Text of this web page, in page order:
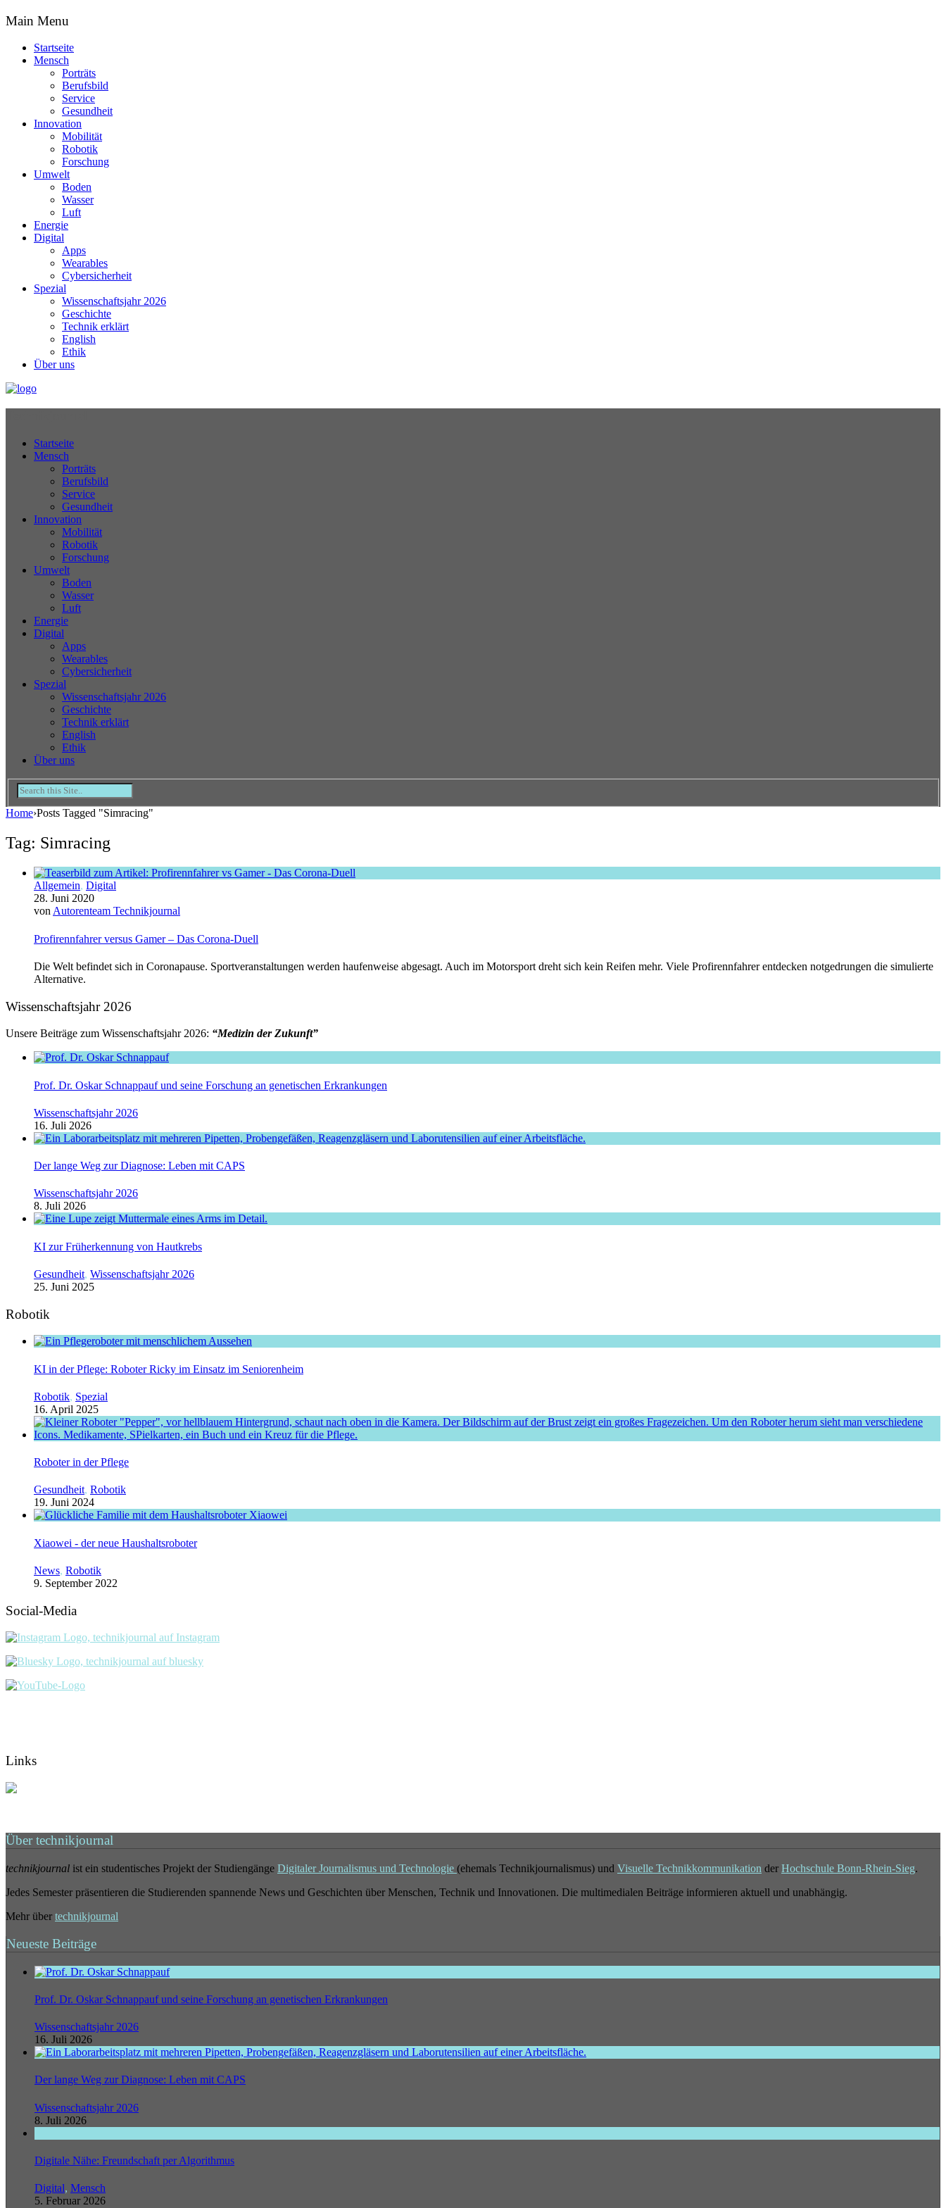
Main Menu
Startseite
Mensch
Porträts
Berufsbild
Service
Gesundheit
Innovation
Mobilität
Robotik
Forschung
Umwelt
Boden
Wasser
Luft
Energie
Digital
Apps
Wearables
Cybersicherheit
Spezial
Wissenschaftsjahr 2026
Geschichte
Technik erklärt
English
Ethik
Über uns
Startseite
Mensch
Porträts
Berufsbild
Service
Gesundheit
Innovation
Mobilität
Robotik
Forschung
Umwelt
Boden
Wasser
Luft
Energie
Digital
Apps
Wearables
Cybersicherheit
Spezial
Wissenschaftsjahr 2026
Geschichte
Technik erklärt
English
Ethik
Über uns
Home›Posts Tagged "Simracing"
Tag: Simracing
Allgemein, Digital
28. Juni 2020
von Autorenteam Technikjournal
Profirennfahrer versus Gamer – Das Corona-Duell
Die Welt befindet sich in Coronapause. Sportveranstaltungen werden haufenweise abgesagt. Auch im Motorsport dreht sich kein Reifen mehr. Viele Profirennfahrer entdecken notgedrungen die simulierte
Alternative.
Wissenschaftsjahr 2026
Unsere Beiträge zum Wissenschaftsjahr 2026: “Medizin der Zukunft”
Prof. Dr. Oskar Schnappauf und seine Forschung an genetischen Erkrankungen
Wissenschaftsjahr 2026
16. Juli 2026
Der lange Weg zur Diagnose: Leben mit CAPS
Wissenschaftsjahr 2026
8. Juli 2026
KI zur Früherkennung von Hautkrebs
Gesundheit, Wissenschaftsjahr 2026
25. Juni 2025
Robotik
KI in der Pflege: Roboter Ricky im Einsatz im Seniorenheim
Robotik, Spezial
16. April 2025
Roboter in der Pflege
Gesundheit, Robotik
19. Juni 2024
Xiaowei - der neue Haushaltsroboter
News, Robotik
9. September 2022
Social-Media
Links
Über technikjournal
technikjournal ist ein studentisches Projekt der Studiengänge Digitaler Journalismus und Technologie (ehemals Technikjournalismus) und Visuelle Technikkommunikation der Hochschule Bonn-Rhein-Sieg.
Jedes Semester präsentieren die Studierenden spannende News und Geschichten über Menschen, Technik und Innovationen. Die multimedialen Beiträge informieren aktuell und unabhängig.
Mehr über technikjournal
Neueste Beiträge
Prof. Dr. Oskar Schnappauf und seine Forschung an genetischen Erkrankungen
Wissenschaftsjahr 2026
16. Juli 2026
Der lange Weg zur Diagnose: Leben mit CAPS
Wissenschaftsjahr 2026
8. Juli 2026
Digitale Nähe: Freundschaft per Algorithmus
Digital, Mensch
5. Februar 2026